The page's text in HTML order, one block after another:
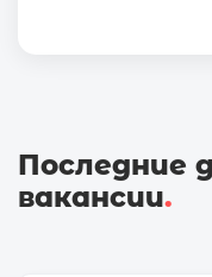
Последние
вакансии.